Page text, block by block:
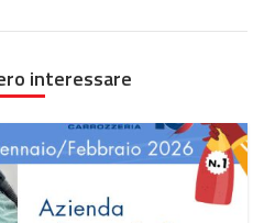
interessare